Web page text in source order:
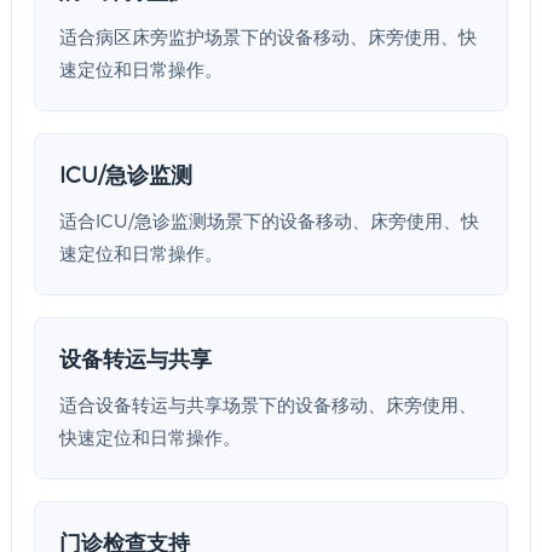
适合病区床旁监护场景下的设备移动、床旁使用、快
速定位和日常操作。
ICU/急诊监测
适合ICU/急诊监测场景下的设备移动、床旁使用、快
速定位和日常操作。
设备转运与共享
适合设备转运与共享场景下的设备移动、床旁使用、
快速定位和日常操作。
门诊检查支持